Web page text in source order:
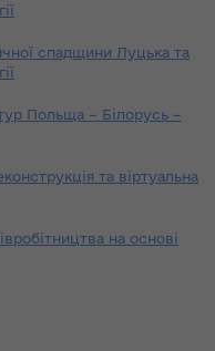
спадщини Луцька та
Польща – Білорусь –
та віртуальна
на основі